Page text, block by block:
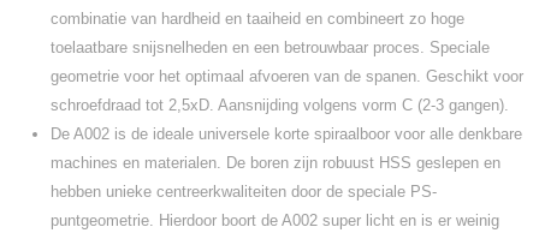
combinatie van hardheid en taaiheid en combineert zo hoge
toelaatbare snijsnelheden en een betrouwbaar proces. Speciale
geometrie voor het optimaal afvoeren van de spanen. Geschikt voor
schroefdraad tot 2,5xD. Aansnijding volgens vorm C (2-3 gangen).
De A002 is de ideale universele korte spiraalboor voor alle denkbare
machines en materialen. De boren zijn robuust HSS geslepen en
hebben unieke centreerkwaliteiten door de speciale PS-
puntgeometrie. Hierdoor boort de A002 super licht en is er weinig